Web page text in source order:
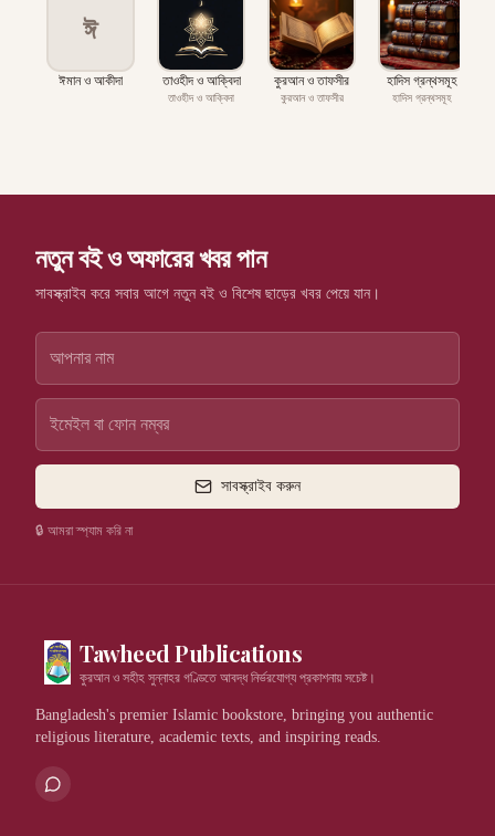
ঈ
ঈমান ও আকীদা তাওহীদ ও আক্বিদা
তাওহীদ ও আক্বিদা
কুরআন ও তাফসীর
কুরআন ও তাফসীর
হাদিস গ্রন্থসমূহ
হাদিস গ্রন্থসমূহ
নতুন বই ও অফারের খবর পান
সাবস্ক্রাইব করে সবার আগে নতুন বই ও বিশেষ ছাড়ের খবর পেয়ে যান।
সাবস্ক্রাইব করুন
🔒 আমরা স্প্যাম করি না
Tawheed Publications
কুরআন ও সহীহ সুন্নাহর গণ্ডিতে আবদ্ধ নির্ভরযোগ্য প্রকাশনায় সচেষ্ট।
Bangladesh's premier Islamic bookstore, bringing you authentic
religious literature, academic texts, and inspiring reads.